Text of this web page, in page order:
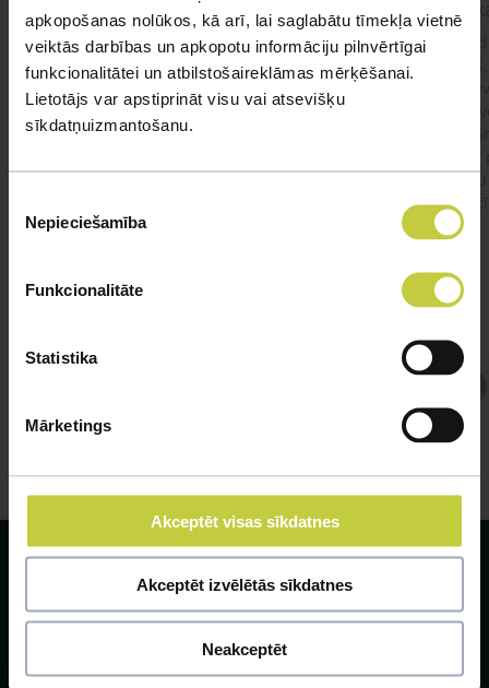
apkopošanas nolūkos, kā arī, lai saglabātu tīmekļa vietnē
veiktās darbības un apkopotu informāciju pilnvērtīgai
funkcionalitātei un atbilstošaireklāmas mērķēšanai.
Lietotājs var apstiprināt visu vai atsevišķu
sīkdatņuizmantošanu.
izvēle
Nepieciešamība
Funkcionalitāte
Statistika
Mārketings
Akceptēt visas sīkdatnes
Akceptēt izvēlētās sīkdatnes
Neakceptēt
kaķis apēdis plēvi
Ja kaķim gadījies apēst plastiku ,ko ieklāj zem
garnelēm kārbiņās apakšā.Kādas sekas varētu
būt?Kā kaķis varētu reağēt...Ko darīt?
būtu
SIA ZOO Centrs, LV40003622166,
Vienības gatve 109, Rīga, Latvija, LV-1058.